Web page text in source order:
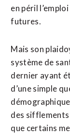
en péril
futures.
Mais son
système de
dernier ayant
d’une simple
des
que certains